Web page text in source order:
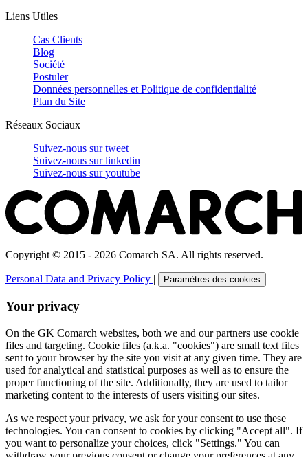
Liens Utiles
Cas Clients
Blog
Société
Postuler
Données personnelles et Politique de confidentialité
Plan du Site
Réseaux Sociaux
Suivez-nous surtweet
Suivez-nous surlinkedin
Suivez-nous suryoutube
Copyright © 2015 - 2026 Comarch SA. All rights reserved.
Personal Data and Privacy Policy | Paramètres des cookies
Your privacy
On the GK Comarch websites, both we and our partners use cookie
files and targeting. Cookie files (a.k.a. "cookies") are small text files
sent to your browser by the site you visit at any given time. They are
used for analytical and statistical purposes as well as to ensure the
proper functioning of the site. Additionally, they are used to tailor
marketing content to the interests of users visiting our sites.
As we respect your privacy, we ask for your consent to use these
technologies. You can consent to cookies by clicking "Accept all". If
you want to personalize your choices, click "Settings." You can